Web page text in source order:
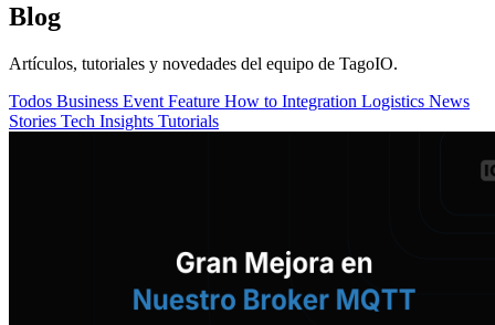
Blog
Artículos, tutoriales y novedades del equipo de TagoIO.
Todos Business Event Feature How to Integration Logistics News
Stories Tech Insights Tutorials